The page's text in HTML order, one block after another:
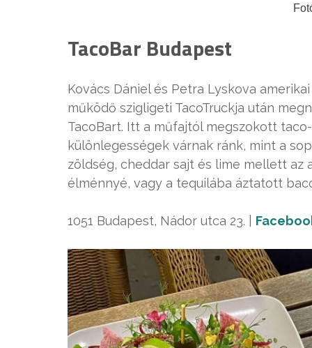
TacoBar Budapest
Kovács Dániel és Petra Lyskova
működő szigligeti TacoTruckja után
TacoBart. Itt a műfajtól megszokott
különlegességek várnak ránk, mint a
zöldség, cheddar sajt és lime mellett
élménnyé, vagy a tequilába áztatott
1051 Budapest, Nádor utca 23. |